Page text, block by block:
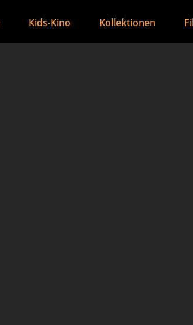
Kids-Kino Kollektionen